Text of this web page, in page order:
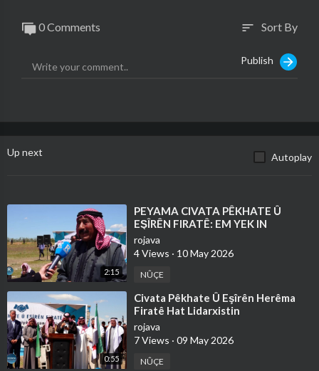
0 Comments sort Sort By
Publish
Up next Autoplay
2:15
⁣PEYAMA CIVATA PÊKHATE Û
EŞÎRÊN FIRATÊ: EM YEK IN
rojava
4 Views · 10 May 2026
NÛÇE
0:55
⁣⁣Civata Pêkhate Û Eşîrên Herêma
Firatê Hat Lidarxistin
rojava
7 Views · 09 May 2026
NÛÇE